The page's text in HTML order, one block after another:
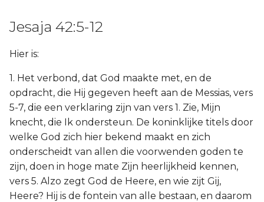
Jesaja 42:5-12
Hier is:
1. Het verbond, dat God maakte met, en de
opdracht, die Hij gegeven heeft aan de Messias, vers
5-7, die een verklaring zijn van vers 1. Zie, Mijn
knecht, die Ik ondersteun. De koninklijke titels door
welke God zich hier bekend maakt en zich
onderscheidt van allen die voorwenden goden te
zijn, doen in hoge mate Zijn heerlijkheid kennen,
vers 5. Alzo zegt God de Heere, en wie zijt Gij,
Heere? Hij is de fontein van alle bestaan, en daarom